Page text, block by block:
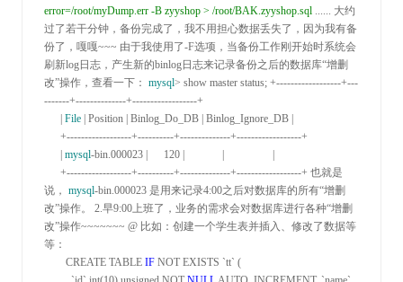
error=/root/myDump.err -B zyyshop > /root/BAK.zyyshop.sql ...... 大约
过了若干分钟，备份完成了，我不用担心数据丢失了，因为我有备
份了，嘎嘎~~~ 由于我使用了-F选项，当备份工作刚开始时系统会
刷新log日志，产生新的binlog日志来记录备份之后的数据库“增删
改”操作，查看一下： mysql> show master status; +------------------+---
-------+--------------+------------------+
      |
File | Position | Binlog_Do_DB | Binlog_Ignore_DB |
      |
mysql-bin.000023 |      120 |              |                  |
      +------------------+----------+--------------+------------------+
也就是
说， mysql-bin.000023 是用来记录4:00之后对数据库的所有“增删
改”操作。 2.早9:00上班了，业务的需求会对数据库进行各种“增删
改”操作~~~~~~~ @ 比如：创建一个学生表并插入、修改了数据等
等：
        CREATE TABLE
IF NOT EXISTS `tt` (